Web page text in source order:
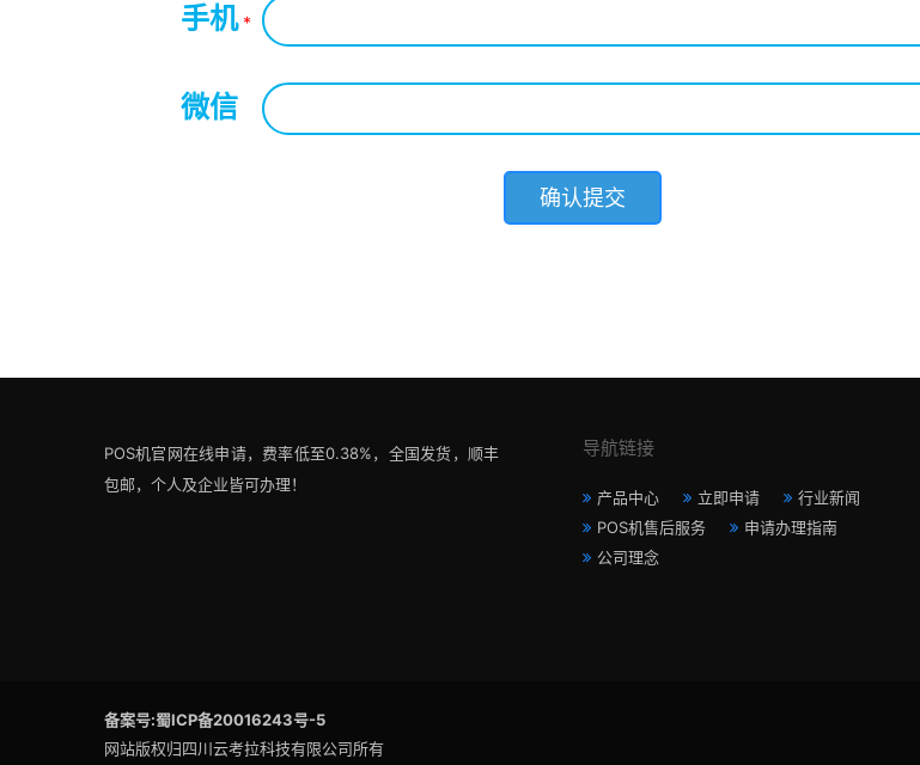
手机*
微信
POS机官网在线申请，费率低至0.38%，全国发货，顺丰
包邮，个人及企业皆可办理！
导航链接
产品中心 立即申请
行业新闻
POS机售后服务
申请办理指南
公司理念
备案号:蜀ICP备20016243号-5
网站版权归四川云考拉科技有限公司所有